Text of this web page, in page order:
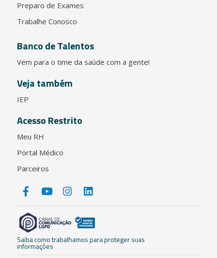
Preparo de Exames
Trabalhe Conosco
Banco de Talentos
Vem para o time da saúde com a gente!
Veja também
IEP
Acesso Restrito
Meu RH
Portal Médico
Parceiros
Saiba como trabalhamos para proteger suas
informações